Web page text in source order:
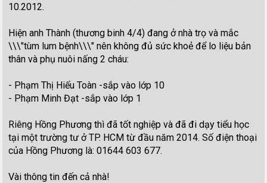
10.2012.
Hiện anh Thành (thương binh 4/4) đang ở nhà trọ và mắc
\\\"tùm lum bệnh\\\" nên không đủ sức khoẻ để lo liệu bản
thân và phụ nuôi nấng 2 cháu:
- Phạm Thị Hiếu Toàn -sắp vào lớp 10
- Phạm Minh Đạt -sắp vào lớp 1
Riêng Hồng Phương thì đã tốt nghiệp và đã đi dạy tiểu học
tại một trường tư ở TP. HCM từ đầu năm 2014. Số điện thoại
của Hồng Phương là: 01644 603 677.
Vài thông tin đến cả nhà!